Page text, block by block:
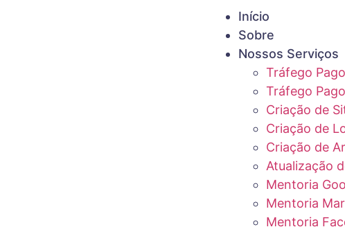
Início
Sobre
Nossos Serviços
Tráfego
Tráfego
Criação de
Criação de
Criação de
Atualização
Mentoria
Mentoria
Mentoria